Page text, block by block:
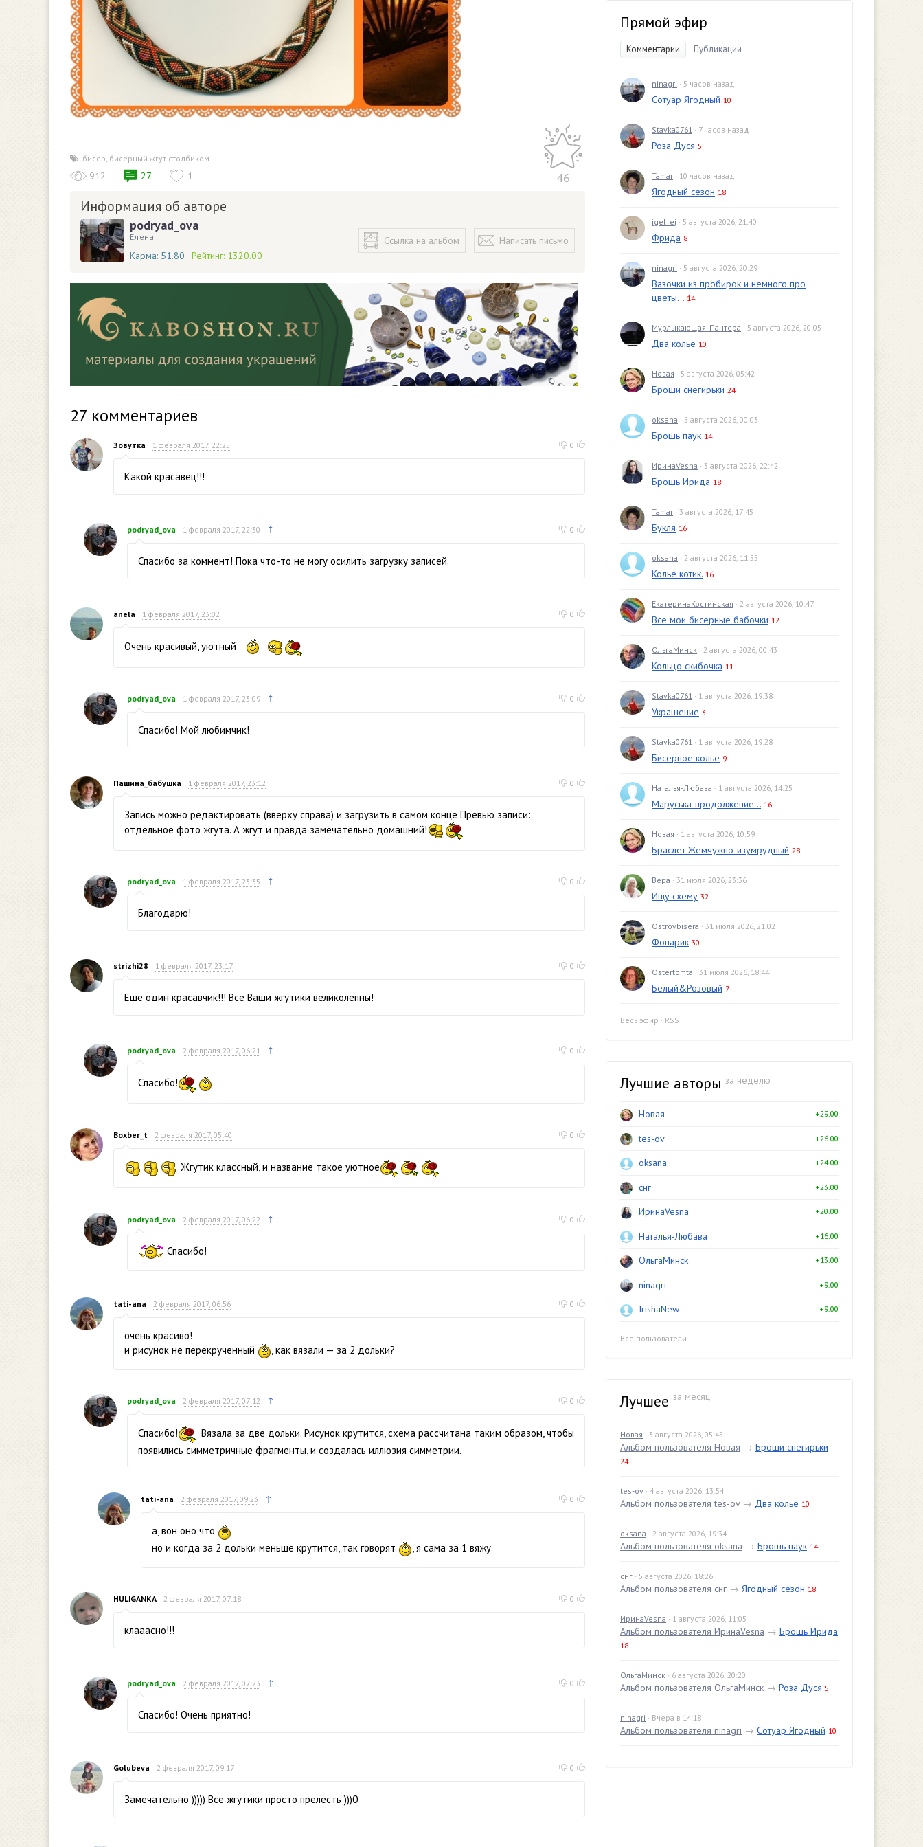
бисер, бисерный жгут столбиком
46
912 27 1
Информация об авторе
podryad_ova
Елена
Карма: 51.80 Рейтинг: 1320.00
Ссылка на альбом Написать письмо
27 комментариев
Зовутка 1 февраля 2017, 22:25 0
Какой красавец!!!
podryad_ova 1 февраля 2017, 22:30 ↑ 0
Спасибо за коммент! Пока что-то не могу осилить загрузку записей.
anela 1 февраля 2017, 23:02 0
Очень красивый, уютный
podryad_ova 1 февраля 2017, 23:09 ↑ 0
Спасибо! Мой любимчик!
Пашина_бабушка 1 февраля 2017, 23:12 0
Запись можно редактировать (вверху справа) и загрузить в самом конце Превью записи:
отдельное фото жгута. А жгут и правда замечательно домашний!
podryad_ova 1 февраля 2017, 23:35 ↑ 0
Благодарю!
strizhi28 1 февраля 2017, 23:17 0
Еще один красавчик!!! Все Ваши жгутики великолепны!
podryad_ova 2 февраля 2017, 06:21 ↑ 0
Спасибо!
Boxber_t 2 февраля 2017, 05:40 0
Жгутик классный, и название такое уютное
podryad_ova 2 февраля 2017, 06:22 ↑ 0
Спасибо!
tati-ana 2 февраля 2017, 06:56 0
очень красиво!
и рисунок не перекрученный
, как вязали — за 2 дольки?
podryad_ova 2 февраля 2017, 07:12 ↑ 0
Спасибо!
Вязала за две дольки. Рисунок крутится, схема рассчитана таким образом, чтобы
появились симметричные фрагменты, и создалась иллюзия симметрии.
tati-ana 2 февраля 2017, 09:23 ↑ 0
а, вон оно что
но и когда за 2 дольки меньше крутится, так говорят
, я сама за 1 вяжу
HULIGANKA 2 февраля 2017, 07:18 0
клааасно!!!
podryad_ova 2 февраля 2017, 07:23 ↑ 0
Спасибо! Очень приятно!
Golubeva 2 февраля 2017, 09:17 0
Замечательно ))))) Все жгутики просто прелесть )))0
Прямой эфир
Комментарии Публикации
ninagri · 5 часов назад
Сотуар Ягодный 10
Stavka0761 · 7 часов назад
Роза Дуся 5
Tamar · 10 часов назад
Ягодный сезон 18
igel_ej · 5 августа 2026, 21:40
Фрида 8
ninagri · 5 августа 2026, 20:29
Вазочки из пробирок и немного про
цветы... 14
Мурлыкающая_Пантера · 5 августа 2026, 20:05
Два колье 10
Новая · 5 августа 2026, 05:42
Броши снегирьки 24
oksana · 5 августа 2026, 00:03
Брошь паук 14
ИринаVesna · 3 августа 2026, 22:42
Брошь Ирида 18
Tamar · 3 августа 2026, 17:45
Букля 16
oksana · 2 августа 2026, 11:55
Колье котик. 16
ЕкатеринаКостинская · 2 августа 2026, 10:47
Все мои бисерные бабочки 12
ОльгаМинск · 2 августа 2026, 00:43
Кольцо скибочка 11
Stavka0761 · 1 августа 2026, 19:38
Украшение 3
Stavka0761 · 1 августа 2026, 19:28
Бисерное колье 9
Наталья-Любава · 1 августа 2026, 14:25
Маруська-продолжение... 16
Новая · 1 августа 2026, 10:59
Браслет Жемчужно-изумрудный 28
Вера · 31 июля 2026, 23:36
Ищу схему 32
Ostrovbisera · 31 июля 2026, 21:02
Фонарик 30
Ostertomta · 31 июля 2026, 18:44
Белый&Розовый 7
Весь эфир · RSS
Лучшие авторы за неделю
Новая +29.00
tes-ov +26.00
oksana +24.00
снг +23.00
ИринаVesna +20.00
Наталья-Любава +16.00
ОльгаМинск +13.00
ninagri +9.00
IrishaNew +9.00
Все пользователи
Лучшее за месяц
Новая · 3 августа 2026, 05:45
Альбом пользователя Новая → Броши снегирьки
24
tes-ov · 4 августа 2026, 13:54
Альбом пользователя tes-ov→ Два колье 10
oksana · 2 августа 2026, 19:34
Альбом пользователя oksana → Брошь паук 14
снг · 5 августа 2026, 18:26
Альбом пользователя снг → Ягодный сезон 18
ИринаVesna · 1 августа 2026, 11:05
Альбом пользователя ИринаVesna → Брошь Ирида
18
ОльгаМинск · 6 августа 2026, 20:20
Альбом пользователя ОльгаМинск → Роза Дуся 5
ninagri · Вчера в 14:18
Альбом пользователя ninagri → Сотуар Ягодный 10